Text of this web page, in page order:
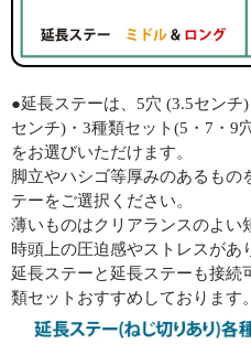
●延長ステーは、5穴 (3.5センチ
センチ)・3種類セット(5・7・9
をお選びいただけます。
脚立やハシゴ等厚みのあるもの
テーをご選択ください。
薄いものはクリアランスのよい
時頭上の圧迫感やストレスがあ
延長ステーと延長ステーも接続
類セットおすすめしております。